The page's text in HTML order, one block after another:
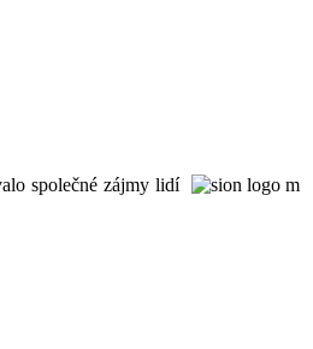
společné zájmy lidí